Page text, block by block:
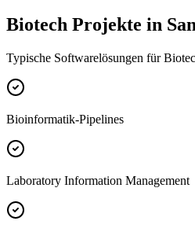
Biotech Projekte in
Typische Softwarelösungen für
Bioinformatik-Pipelines
Laboratory Information Management